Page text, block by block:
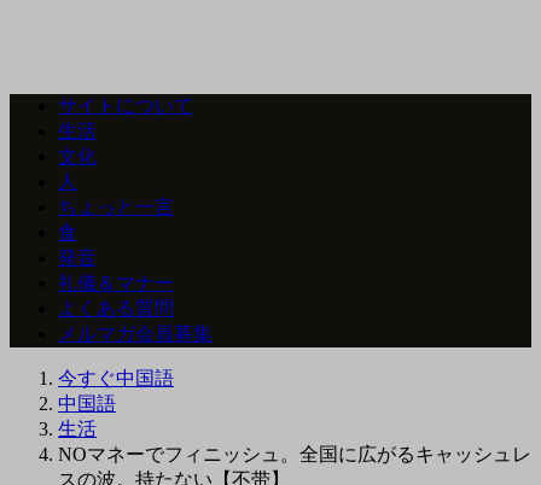
サイトについて
生活
文化
人
ちょっと一言
食
発音
礼儀＆マナー
よくある質問
メルマガ会員募集
今すぐ中国語
中国語
生活
NOマネーでフィニッシュ。全国に広がるキャッシュレ
スの波。持たない【不带】